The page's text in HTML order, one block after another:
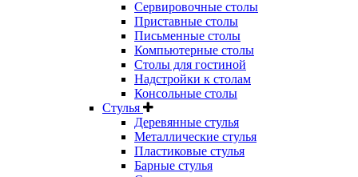
Сервировочные столы
Приставные столы
Письменные столы
Компьютерные столы
Столы для гостиной
Надстройки к столам
Консольные столы
Стулья
Деревянные стулья
Металлические стулья
Пластиковые стулья
Барные стулья